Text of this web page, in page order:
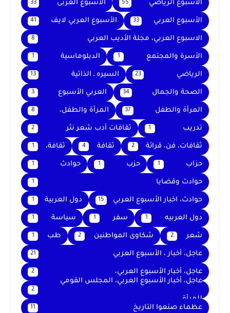
الأسبوع الرياضي 55 الأسبوع العربى 33
الأسبوع العربي 33 الأسبوع العربي لايف 41
الاسبوع العربي، مجلة الأديب العربي 8
الأسرة والمجتمع 1 الدبلوماسية 1
الرياضي 23 السيره ـ الذاتية 13
الصحة والجمال 34 العربي الأسبوع 3
المرأة والطفل 37 المرأة والطفل، 8
تدريب 1 ثقافات أدب شعر نثر 2
ثقافات، فن، قرائة 2 ثقافة 4 ثقافة، 1
حزاب 1 حزب 1 حوادث 1
حوادث وقضايا 1
حوادث، اخبار الأسبوع العربي 15 دول العربية 1
دول العربيه 1 سفر 1 سياسة 1
شعر 2 شكاوى المواطنين 2 طب 1
عاجل، أخبار ، الأسبوع العربي 21
عاجل، أخبار الأسبوع العربي، 2
عاجل، أخبار الأسبوع العربي، المجلس القومي
للمرأة
2
عظماء صنعوا التاريخ 11